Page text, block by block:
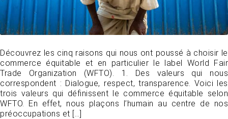
Découvrez les cinq raisons qui nous ont poussé à choisir le
commerce équitable et en particulier le label World Fair
Trade Organization (WFTO). 1. Des valeurs qui nous
correspondent : Dialogue, respect, transparence. Voici les
trois valeurs qui définissent le commerce équitable selon
WFTO. En effet, nous plaçons l’humain au centre de nos
préoccupations et […]